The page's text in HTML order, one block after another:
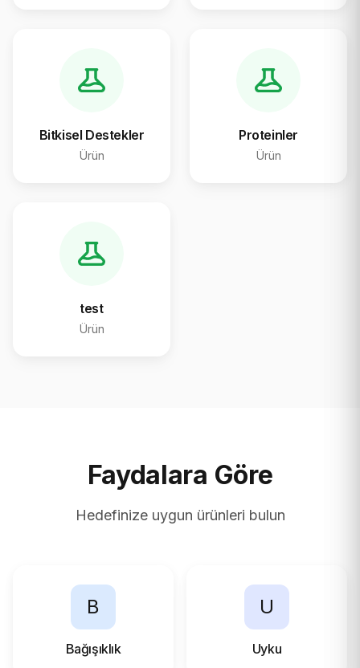
Bitkisel Destekler
Ürün
Proteinler
Ürün
test
Ürün
Faydalara Göre
Hedefinize uygun ürünleri bulun
B
Bağışıklık
U
Uyku